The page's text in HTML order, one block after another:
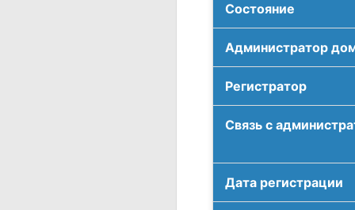
Соcтояние
Администратор
Регистратор
Связь с
Дата регистрации